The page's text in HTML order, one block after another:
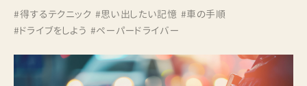
#得するテクニック #思い出したい記憶 #車の手順
#ドライブをしよう #ペーパードライバー